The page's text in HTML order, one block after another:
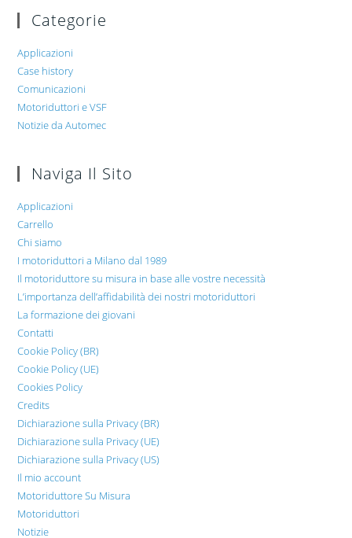
Categorie
Applicazioni
Case history
Comunicazioni
Motoriduttori e VSF
Notizie da Automec
Naviga Il Sito
Applicazioni
Carrello
Chi siamo
I motoriduttori a Milano dal 1989
Il motoriduttore su misura in base alle vostre necessità
L’importanza dell’affidabilità dei nostri motoriduttori
La formazione dei giovani
Contatti
Cookie Policy (BR)
Cookie Policy (UE)
Cookies Policy
Credits
Dichiarazione sulla Privacy (BR)
Dichiarazione sulla Privacy (UE)
Dichiarazione sulla Privacy (US)
Il mio account
Motoriduttore Su Misura
Motoriduttori
Notizie